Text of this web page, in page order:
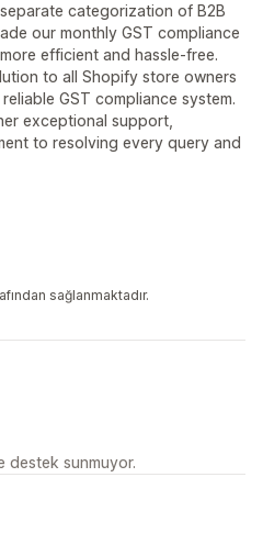
categorization of B2B
our monthly GST compliance
efficient and hassle-free.
to all Shopify store owners
GST compliance system.
exceptional support,
to resolving every query and
sağlanmaktadır.
destek sunmuyor.